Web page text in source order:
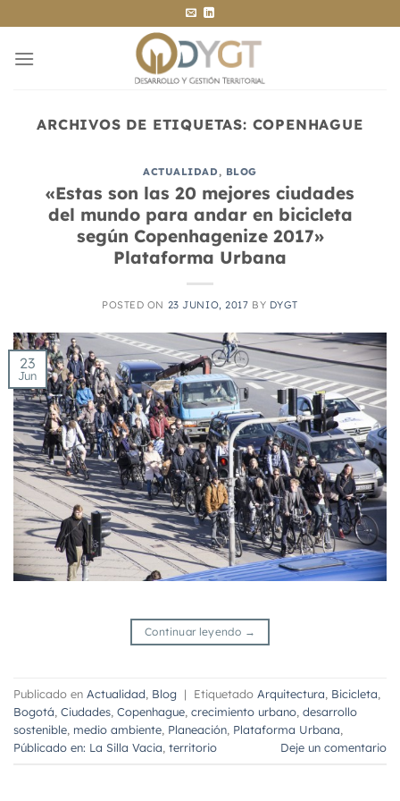
al
contenido
ARCHIVOS DE ETIQUETAS: COPENHAGUE
ACTUALIDAD, BLOG
«Estas son las 20 mejores ciudades
del mundo para andar en bicicleta
según Copenhagenize 2017»
Plataforma Urbana
POSTED ON 23 JUNIO, 2017 BY DYGT
23
Jun
Continuar leyendo →
Publicado en Actualidad Blog | Etiquetado Arquitectura Bicicleta
Bogotá Ciudades Copenhague crecimiento urbano desarrollo
sostenible medio ambiente Planeación Plataforma Urbana
Públicado en: La Silla Vacia territorio Deje un comentario